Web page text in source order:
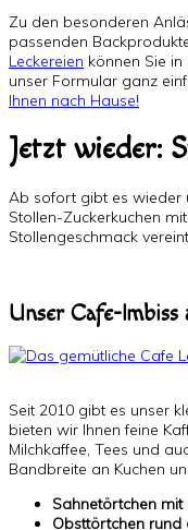
Zu den besonderen
passenden
Leckereien können Sie
unser Formular ganz
Ihnen nach Hause!
Jetzt wieder:
Ab sofort gibt es wieder
Stollen-Zuckerkuchen
Stollengeschmack
Unser Cafe-Imbiss
Seit 2010 gibt es unser
bieten wir Ihnen feine
Milchkaffee, Tees und
Bandbreite an Kuchen
Sahnetörtchen
Obsttörtchen rund